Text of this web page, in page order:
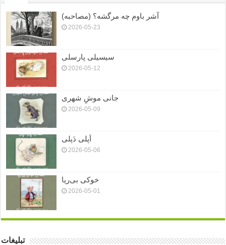
آشر باوم چه مرگشه؟ (مصاحبه)
2026-05-23
سیسیلی پارسلی
2026-05-12
جانی موشِ شهری
2026-05-09
اَپلی دَپلی
2026-05-06
خوکی بی‌ریا
2026-05-01
تبلیغات